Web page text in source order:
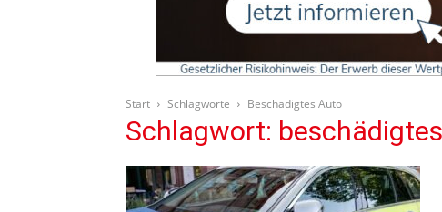
Start Schlagworte Beschädigtes Auto
Schlagwort: